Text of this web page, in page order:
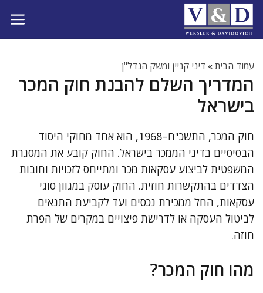
לדלג
לתוכן
עמוד הבית» דיני קניין ומשק הנדל"ן
המדריך השלם להבנת חוק המכר
בישראל
חוק המכר, התשכ"ח–1968, הוא אחד מחוקי היסוד
הבסיסיים בדיני הממכר בישראל. החוק קובע את המסגרת
המשפטית לביצוע עסקאות מכר ומתייחס לזכויות וחובות
הצדדים בהתקשרות חוזית. החוק עוסק במגוון סוגי
עסקאות, החל ממכירת נכסים ועד לקביעת התנאים
לביטול העסקה או לדרישת פיצויים במקרים של הפרת
חוזה.
מהו חוק המכר?